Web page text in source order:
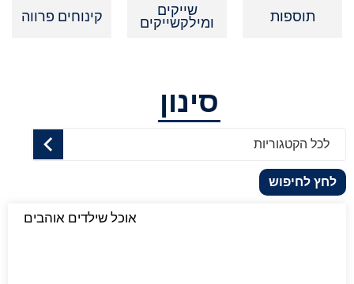
תוספות שייקים
ומילקשייקים קינוחים פרווה
סינון
לכל הקטגוריות
לחץ לחיפוש
אוכל שילדים אוהבים